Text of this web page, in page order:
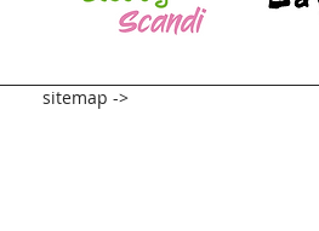
sitemap ->